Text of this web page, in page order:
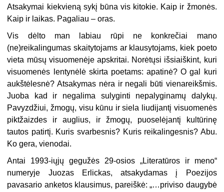
Atsakymai kiekvieną sykį būna vis kitokie. Kaip ir žmonės.
Kaip ir laikas. Pagaliau – oras.
Vis dėlto man labiau rūpi ne konkrečiai mano
(ne)reikalingumas skaitytojams ar klausytojams, kiek poeto
vieta mūsų visuomenėje apskritai. Norėtųsi išsiaiškint, kuri
visuomenės lentynėlė skirta poetams: apatinė? O gal kuri
aukštėlesnė? Atsakymas nėra ir negali būti vienareikšmis.
Juoba kad ir negalima sulyginti nepalyginamų dalykų.
Pavyzdžiui, žmogų, visu kūnu ir siela liudijantį visuomenės
piktžaizdes ir auglius, ir žmogų, puoselėjantį kultūrinę
tautos patirtį. Kuris svarbesnis? Kuris reikalingesnis? Abu.
Ko gera, vienodai.
Antai 1993-iųjų gegužės 29-osios „Literatūros ir meno“
numeryje Juozas Erlickas, atsakydamas į Poezijos
pavasario anketos klausimus, pareiškė: „…priviso daugybė